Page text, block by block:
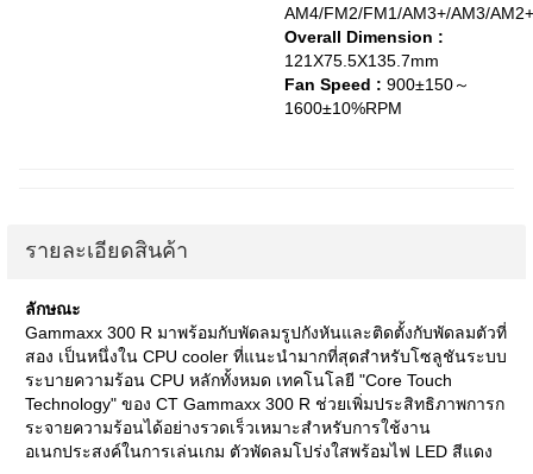
AM4/FM2/FM1/AM3+/AM3/
Overall Dimension :
121X75.5X135.7mm
Fan Speed : 900±150～
1600±10%RPM
รายละเอียดสินค้า
ลักษณะ
Gammaxx 300 R มาพร้อมกับพัดลมรูปกังหันและติดตั้งกับพัดลมตัวที่
สอง เป็นหนึ่งใน CPU cooler ที่แนะนำมากที่สุดสำหรับโซลูชันระบบ
ระบายความร้อน CPU หลักทั้งหมด เทคโนโลยี "Core Touch
Technology" ของ CT Gammaxx 300 R ช่วยเพิ่มประสิทธิภาพการก
ระจายความร้อนได้อย่างรวดเร็วเหมาะสำหรับการใช้งาน
อเนกประสงค์ในการเล่นเกม ตัวพัดลมโปร่งใสพร้อมไฟ LED สีแดง